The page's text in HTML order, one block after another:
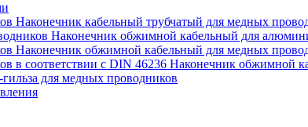
Наконечник кабельный трубчатый для медных
Наконечник обжимной кабельный для
Наконечник обжимной кабельный для медных
Наконечник обжимной
для медных проводников